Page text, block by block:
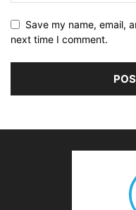
Save my name, email,
next time I comment.